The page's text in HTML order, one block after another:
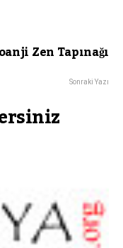
Zen Tapınağı
Sonraki Yazı